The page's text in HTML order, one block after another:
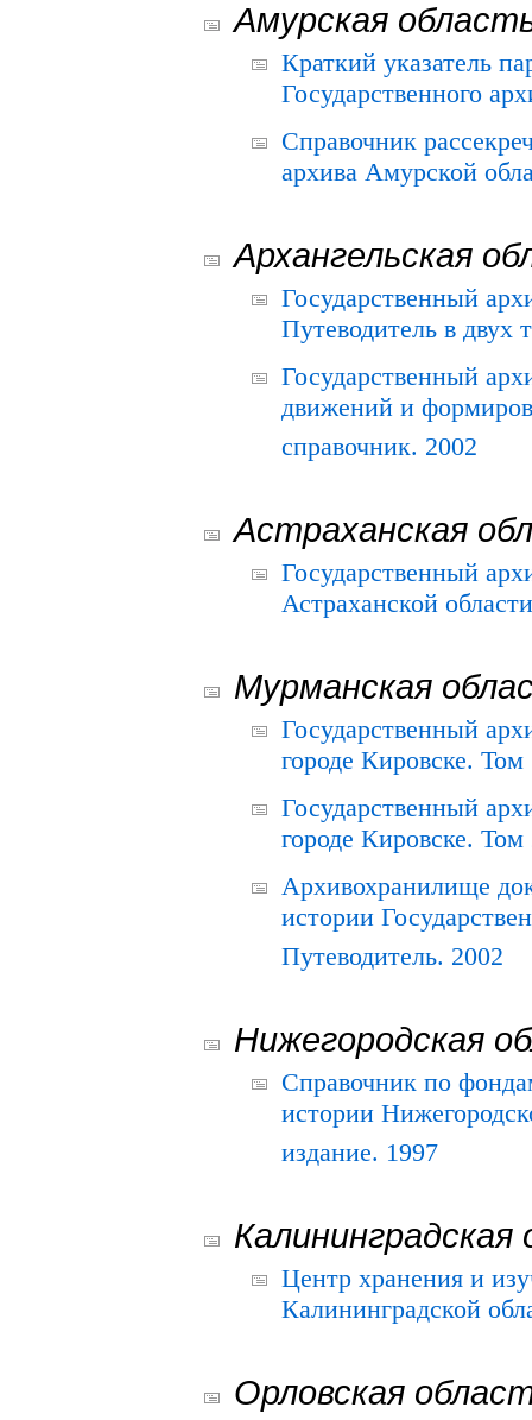
Амурская
Краткий указатель
Государственного
Справочник
архива Амурской
Архангельская
Государственный
Путеводитель в двух
Государственный
движений и
справочник. 2002
Астраханская
Государственный
Астраханской
Мурманская
Государственный
городе Кировске.
Государственный
городе Кировске.
Архивохранилище
истории
Путеводитель. 2002
Нижегородская
Справочник по
истории
издание. 1997
Калининградская
Центр хранения и
Калининградской
Орловская